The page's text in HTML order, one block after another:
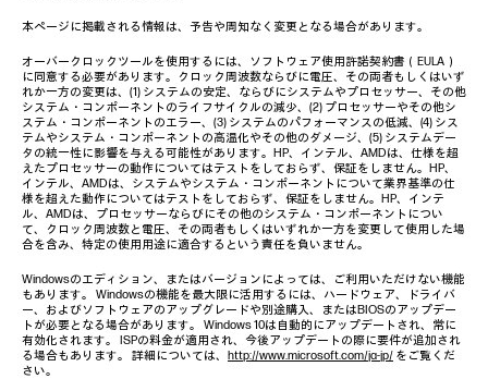
本ページに掲載される情報は、予告や周知なく変更となる場合があります。
オーバークロックツールを使用するには、ソフトウェア使用許諾契約書（EULA）
に同意する必要があります。クロック周波数ならびに電圧、その両者もしくはいず
れか一方の変更は、(1) システムの安定、ならびにシステムやプロセッサー、その他
システム・コンポーネントのライフサイクルの減少、(2) プロセッサーやその他シ
ステム・コンポーネントのエラー、(3) システムのパフォーマンスの低減、(4) シス
テムやシステム・コンポーネントの高温化やその他のダメージ、(5) システムデー
タの統一性に影響を与える可能性があります。HP、インテル、AMDは、仕様を超
えたプロセッサーの動作についてはテストをしておらず、保証をしません。HP、
インテル、AMDは、システムやシステム・コンポーネントについて業界基準の仕
様を超えた動作についてはテストをしておらず、保証をしません。HP、インテ
ル、AMDは、プロセッサーならびにその他のシステム・コンポーネントについ
て、クロック周波数と電圧、その両者もしくはいずれか一方を変更して使用した場
合を含み、特定の使用用途に適合するという責任を負いません。
Windowsのエディション、またはバージョンによっては、ご利用いただけない機能
もあります。 Windowsの機能を最大限に活用するには、ハードウェア、ドライバ
ー、およびソフトウェアのアップグレードや別途購入、またはBIOSのアップデー
トが必要となる場合があります。 Windows 10は自動的にアップデートされ、常に
有効化されます。 ISPの料金が適用され、今後アップデートの際に要件が追加され
る場合もあります。 詳細については、 http://www.microsoft.com/ja-jp/ をご覧くだ
さい。